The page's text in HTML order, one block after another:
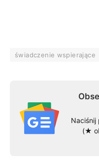
świadczenie wspierające
(★